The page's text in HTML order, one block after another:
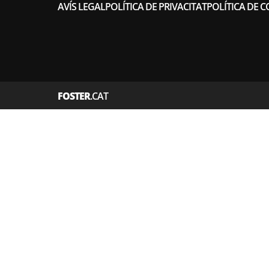
AVÍS LEGALPOLÍTICA DE PRIVACITATPOLÍTICA DE
FOSTER.CAT